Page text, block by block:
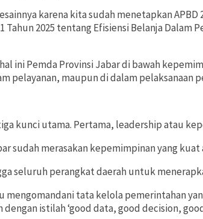
karena kita sudah menetapkan
2025 tentang Efisiensi Belanja Dalam
ini Pemda Provinsi Jabar di bawah
pelayanan, maupun di dalam pelaksanaan
kunci utama. Pertama, leadership atau
sudah merasakan kepemimpinan yang
seluruh perangkat daerah untuk
tata kelola pemerintahan
istilah ‘good data, good decision,